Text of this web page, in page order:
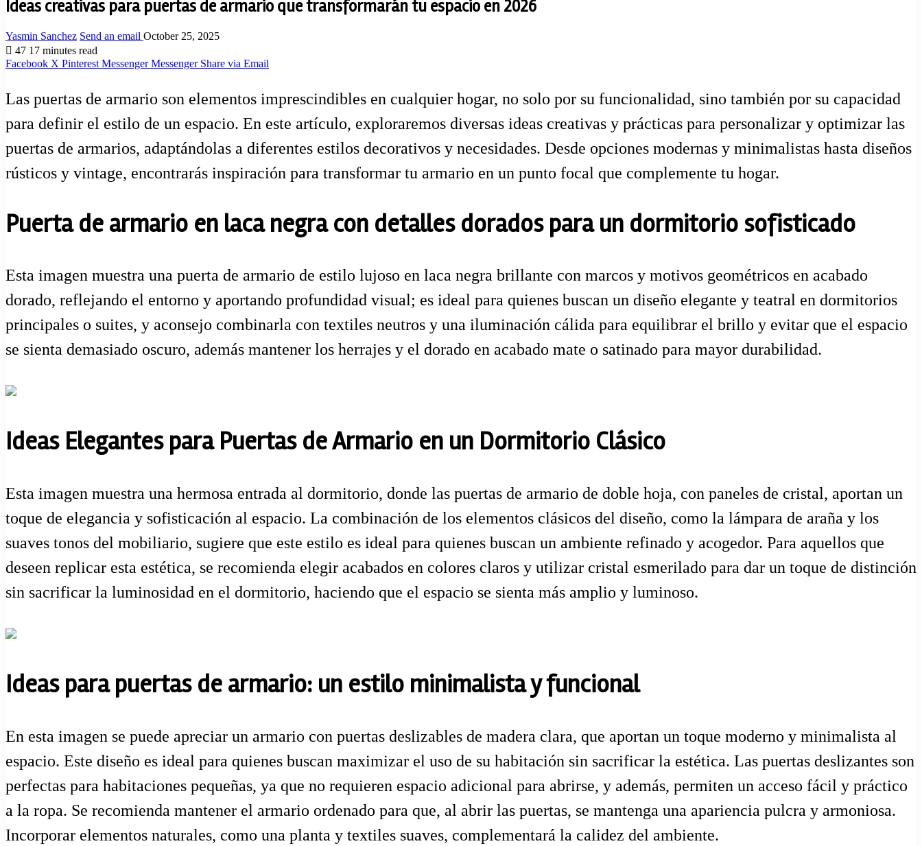
Ideas creativas para puertas de armario que transformarán tu espacio en 2026
Yasmin Sanchez Send an email October 25, 2025
47 17 minutes read
Facebook X Pinterest Messenger Messenger Share via Email
Las puertas de armario son elementos imprescindibles en cualquier hogar, no solo por su funcionalidad, sino también por su capacidad
para definir el estilo de un espacio. En este artículo, exploraremos diversas ideas creativas y prácticas para personalizar y optimizar las
puertas de armarios, adaptándolas a diferentes estilos decorativos y necesidades. Desde opciones modernas y minimalistas hasta diseños
rústicos y vintage, encontrarás inspiración para transformar tu armario en un punto focal que complemente tu hogar.
Puerta de armario en laca negra con detalles dorados para un dormitorio sofisticado
Esta imagen muestra una puerta de armario de estilo lujoso en laca negra brillante con marcos y motivos geométricos en acabado
dorado, reflejando el entorno y aportando profundidad visual; es ideal para quienes buscan un diseño elegante y teatral en dormitorios
principales o suites, y aconsejo combinarla con textiles neutros y una iluminación cálida para equilibrar el brillo y evitar que el espacio
se sienta demasiado oscuro, además mantener los herrajes y el dorado en acabado mate o satinado para mayor durabilidad.
Ideas Elegantes para Puertas de Armario en un Dormitorio Clásico
Esta imagen muestra una hermosa entrada al dormitorio, donde las puertas de armario de doble hoja, con paneles de cristal, aportan un
toque de elegancia y sofisticación al espacio. La combinación de los elementos clásicos del diseño, como la lámpara de araña y los
suaves tonos del mobiliario, sugiere que este estilo es ideal para quienes buscan un ambiente refinado y acogedor. Para aquellos que
deseen replicar esta estética, se recomienda elegir acabados en colores claros y utilizar cristal esmerilado para dar un toque de distinción
sin sacrificar la luminosidad en el dormitorio, haciendo que el espacio se sienta más amplio y luminoso.
Ideas para puertas de armario: un estilo minimalista y funcional
En esta imagen se puede apreciar un armario con puertas deslizables de madera clara, que aportan un toque moderno y minimalista al
espacio. Este diseño es ideal para quienes buscan maximizar el uso de su habitación sin sacrificar la estética. Las puertas deslizantes son
perfectas para habitaciones pequeñas, ya que no requieren espacio adicional para abrirse, y además, permiten un acceso fácil y práctico
a la ropa. Se recomienda mantener el armario ordenado para que, al abrir las puertas, se mantenga una apariencia pulcra y armoniosa.
Incorporar elementos naturales, como una planta y textiles suaves, complementará la calidez del ambiente.